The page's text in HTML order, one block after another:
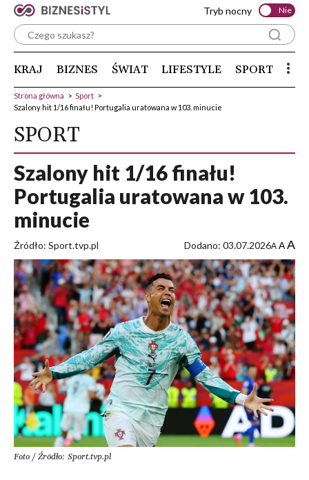
Tryb nocny Nie
KRAJ BIZNES ŚWIAT LIFESTYLE SPORT
Strona główna > Sport >
Szalony hit 1/16 finału! Portugalia uratowana w 103. minucie
SPORT
Szalony hit 1/16 finału!
Portugalia uratowana w 103.
minucie
Źródło: Sport.tvp.pl Dodano: 03.07.2026A AA
Foto / Źródło: Sport.tvp.pl